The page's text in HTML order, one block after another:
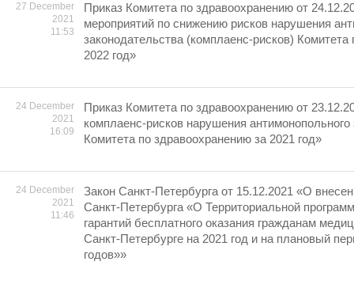
27 December
2021
11:53
Приказ Комитета по здравоохранению от
мероприятий по снижению рисков нарушения
законодательства (комплаенс-рисков)
2022 год»
24 December
2021
16:09
Приказ Комитета по здравоохранению от
комплаенс-рисков нарушения антимонопольного
Комитета по здравоохранению за 2021 год»
24 December
2021
11:46
Закон Санкт-Петербурга от 15.12.2021 «О
Санкт-Петербурга «О Территориальной
гарантий бесплатного оказания гражданам
Санкт-Петербурге на 2021 год и на плановый
годов»»